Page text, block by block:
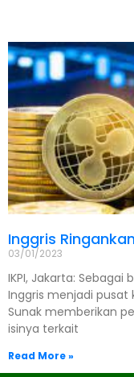
Inggris
03/01/2023
IKPI, Jakarta:
Inggris menjadi pusat
Sunak memberikan
isinya terkait
Read More »